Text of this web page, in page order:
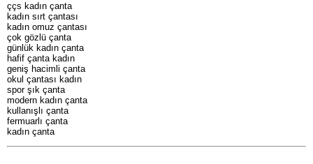
ççs kadın çanta
kadın sırt çantası
kadın omuz çantası
çok gözlü çanta
günlük kadın çanta
hafif çanta kadın
geniş hacimli çanta
okul çantası kadın
spor şık çanta
modern kadın çanta
kullanışlı çanta
fermuarlı çanta
kadın çanta